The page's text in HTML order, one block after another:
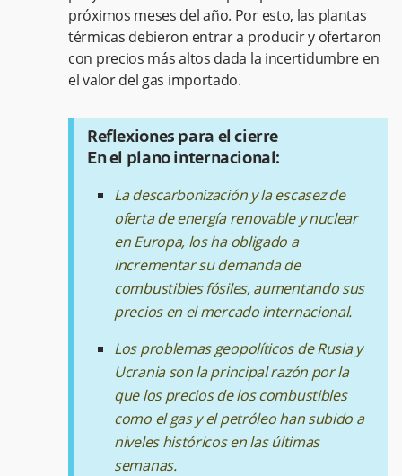
próximos meses del año. Por esto, las plantas
térmicas debieron entrar a producir y ofertaron
con precios más altos dada la incertidumbre en
el valor del gas importado.
Reflexiones para el cierre
En el plano internacional:
La descarbonización y la escasez de
oferta de energía renovable y nuclear
en Europa, los ha obligado a
incrementar su demanda de
combustibles fósiles, aumentando sus
precios en el mercado internacional.
Los problemas geopolíticos de Rusia y
Ucrania son la principal razón por la
que los precios de los combustibles
como el gas y el petróleo han subido a
niveles históricos en las últimas
semanas.